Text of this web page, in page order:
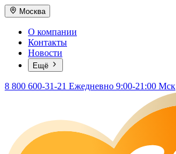
Москва
О компании
Контакты
Новости
Ещё
8 800 600-31-21 Ежедневно 9:00-21:00 Мск